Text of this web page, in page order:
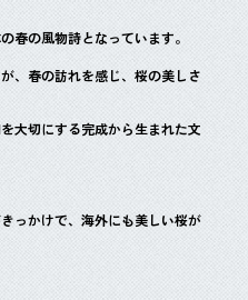
春の風物詩となっています。
、春の訪れを感じ、桜の美しさ
大切にする完成から生まれた文
っかけで、海外にも美しい桜が